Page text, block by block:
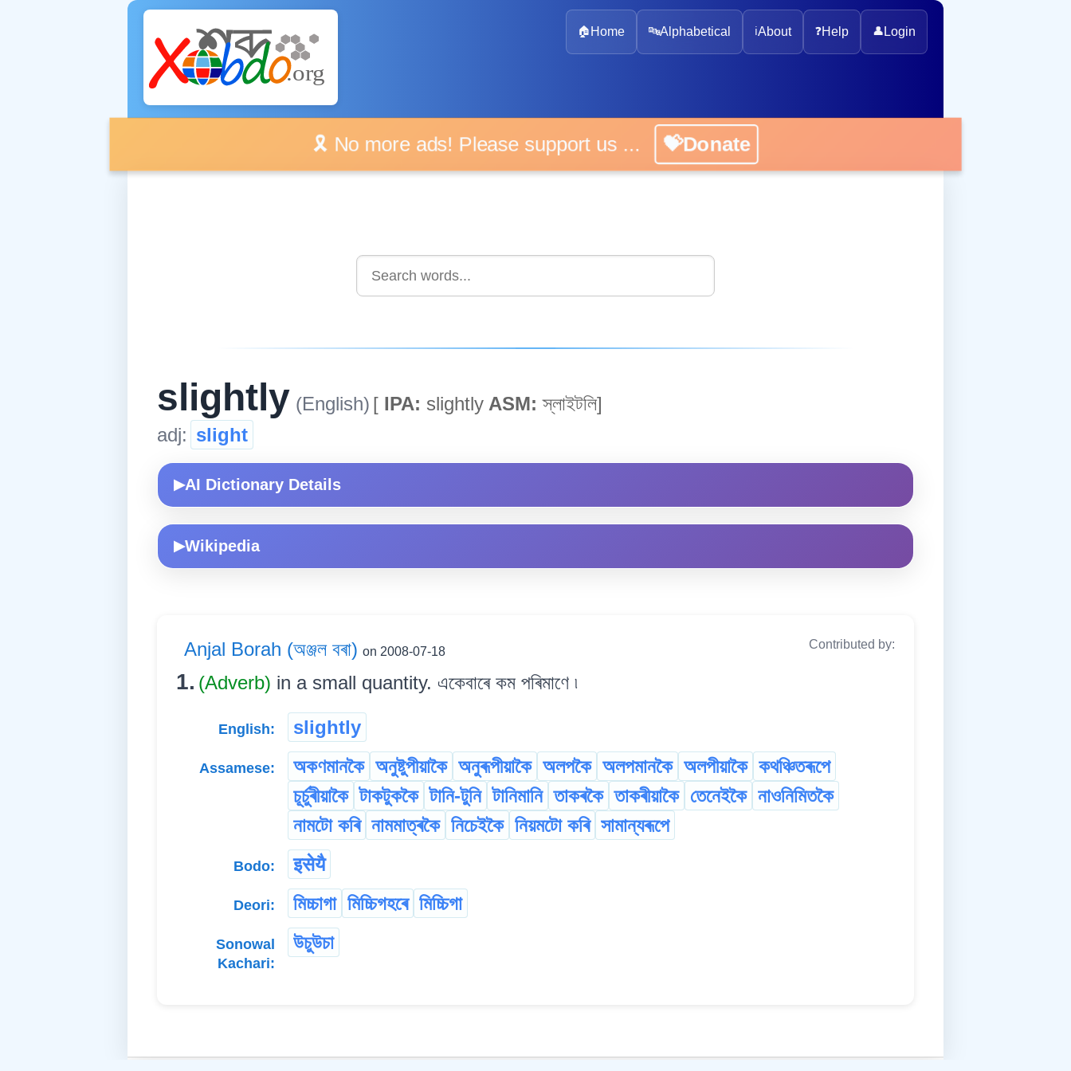
🏠 Home 🔤Alphabetical ℹ️About ❓Help 👤Login
🎗️ No more ads! Please support us ... 💝Donate
slightly (English) [ IPA: slightly ASM: স্লাইটলি]
adj: slight
▶AI Dictionary Details
▶Wikipedia
Contributed by:
Anjal Borah (অঞ্জল বৰা) on 2008-07-18
1. (Adverb) in a small quantity. একেবাৰে কম পৰিমাণে ৷
English: slightly
Assamese: অকণমানকৈ অনুষ্টুপীয়াকৈ অনুৰূপীয়াকৈ অলপকৈ অলপমানকৈ অলপীয়াকৈ কথঞ্চিতৰূপে
চূৰ্চুৰীয়াকৈ টাকটুককৈ টানি-টুনি টানিমানি তাকৰকৈ তাকৰীয়াকৈ তেনেইকৈ নাওনিমিতকৈ
নামটো কৰি নামমাত্ৰকৈ নিচেইকৈ নিয়মটো কৰি সামান্যৰূপে
Bodo: इसेयै
Deori: মিচ্চাগা মিচ্চিগহৰে মিচ্চিগা
Sonowal
Kachari:
উচুউচা